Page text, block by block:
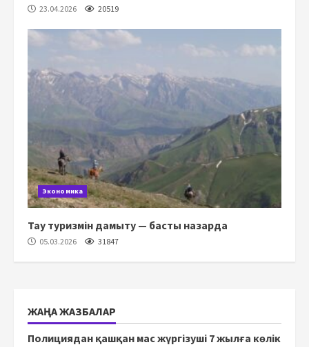
23.04.2026 20519
Экономика
Тау туризмін дамыту — басты назарда
05.03.2026 31847
ЖАҢА ЖАЗБАЛАР
Полициядан қашқан мас жүргізуші 7 жылға көлік